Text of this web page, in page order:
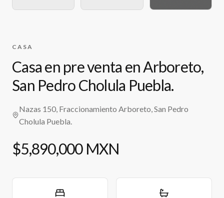
CASA
Casa en pre venta en Arboreto,
San Pedro Cholula Puebla.
Nazas 150, Fraccionamiento Arboreto, San Pedro
Cholula Puebla.
$5,890,000 MXN